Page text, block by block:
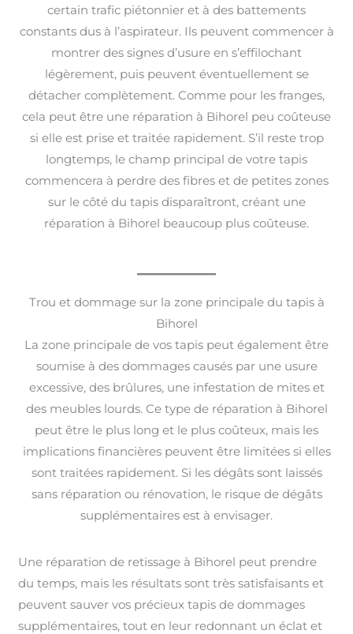
certain trafic piétonnier et à des battements
constants dus à l’aspirateur. Ils peuvent commencer à
montrer des signes d’usure en s’effilochant
légèrement, puis peuvent éventuellement se
détacher complètement. Comme pour les franges,
cela peut être une réparation à Bihorel peu coûteuse
si elle est prise et traitée rapidement. S’il reste trop
longtemps, le champ principal de votre tapis
commencera à perdre des fibres et de petites zones
sur le côté du tapis disparaîtront, créant une
réparation à Bihorel beaucoup plus coûteuse.
Trou et dommage sur la zone principale du tapis à
Bihorel
La zone principale de vos tapis peut également être
soumise à des dommages causés par une usure
excessive, des brûlures, une infestation de mites et
des meubles lourds. Ce type de réparation à Bihorel
peut être le plus long et le plus coûteux, mais les
implications financières peuvent être limitées si elles
sont traitées rapidement. Si les dégâts sont laissés
sans réparation ou rénovation, le risque de dégâts
supplémentaires est à envisager.
Une réparation de retissage à Bihorel peut prendre
du temps, mais les résultats sont très satisfaisants et
peuvent sauver vos précieux tapis de dommages
supplémentaires, tout en leur redonnant un éclat et